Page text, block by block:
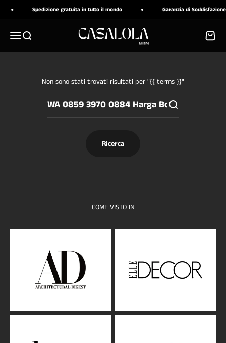
Vai al contenutoSpedizione gratuita in tutto il mondo Garanzia di
MenùCerca CASALOLA Carrello
Non sono stati trovati risultati per "{{ terms }}"
Ricerca
COME VISTO IN